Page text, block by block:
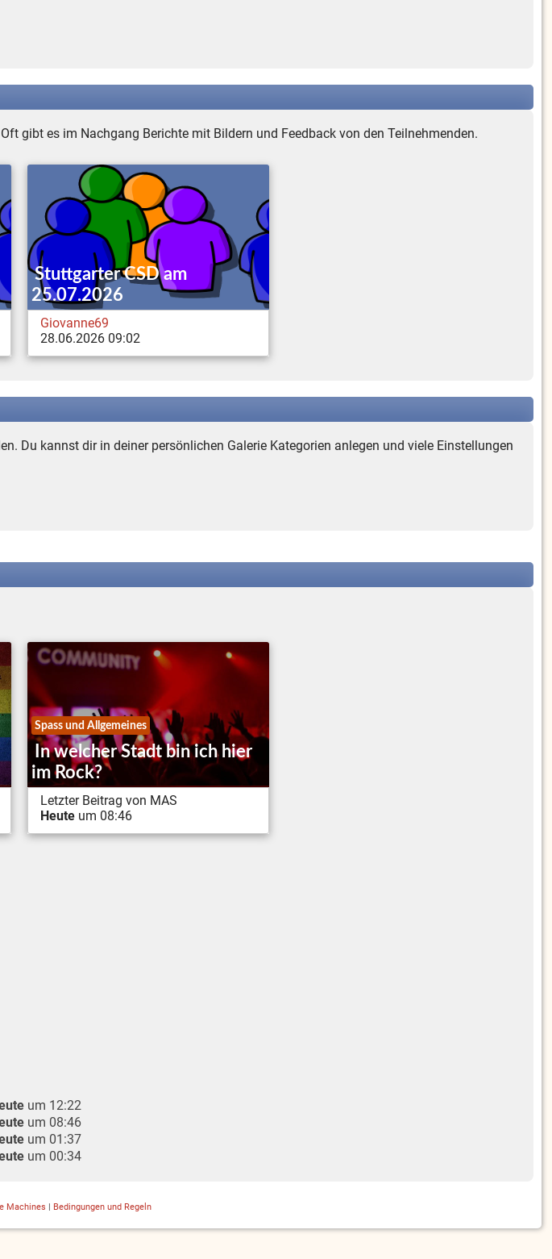
gibt es im Nachgang Berichte mit Bildern und Feedback von den Teilnehmenden.
Stuttgarter CSD am
25.07.2026
Giovanne69
28.06.2026 09:02
Du kannst dir in deiner persönlichen Galerie Kategorien anlegen und viele Einstellungen
Spass und Allgemeines
In welcher Stadt bin ich hier
im Rock?
Letzter Beitrag von MAS
Heute um 08:46
um 12:22
um 08:46
um 01:37
um 00:34
Machines | Bedingungen und Regeln